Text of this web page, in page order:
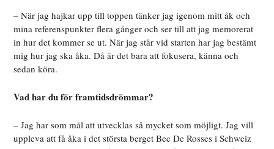
– När jag hajkar upp till toppen tänker jag igenom mitt åk och
mina referenspunkter flera gånger och ser till att jag memorerat
in hur det kommer se ut. När jag står vid starten har jag bestämt
mig hur jag ska åka. Då är det bara att fokusera, känna och
sedan köra.
Vad har du för framtidsdrömmar?
– Jag har som mål att utvecklas så mycket som möjligt. Jag vill
uppleva att få åka i det största berget Bec De Rosses i Schweiz